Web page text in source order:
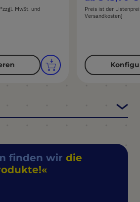
MwSt. und
Preis ist der
Versandkosten]
finden wir die